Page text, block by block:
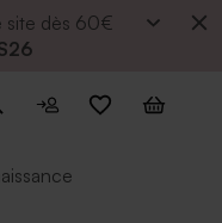
site dès 60€